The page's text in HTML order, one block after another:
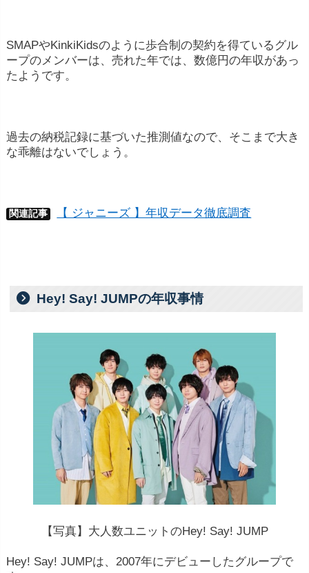
SMAPやKinkiKidsのように歩合制の契約を得ているグル
ープのメンバーは、売れた年では、数億円の年収があっ
たようです。
過去の納税記録に基づいた推測値なので、そこまで大き
な乖離はないでしょう。
関連記事 【 ジャニーズ 】年収データ徹底調査
Hey! Say! JUMPの年収事情
【写真】大人数ユニットのHey! Say! JUMP
Hey! Say! JUMPは、2007年にデビューしたグループで